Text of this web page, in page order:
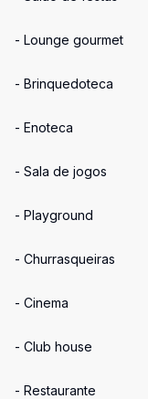
- Lounge gourmet
- Brinquedoteca
- Enoteca
- Sala de jogos
- Playground
- Churrasqueiras
- Cinema
- Club house
- Restaurante